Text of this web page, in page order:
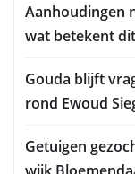
Aanhoudingen
wat betekent
Gouda blijft
rond Ewoud
Getuigen
wijk